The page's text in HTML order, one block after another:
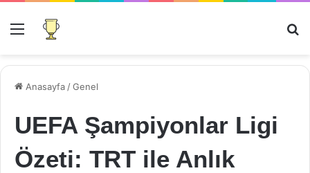
Menü
Anasayfa /Genel
UEFA Şampiyonlar Ligi
Özeti: TRT ile Anlık